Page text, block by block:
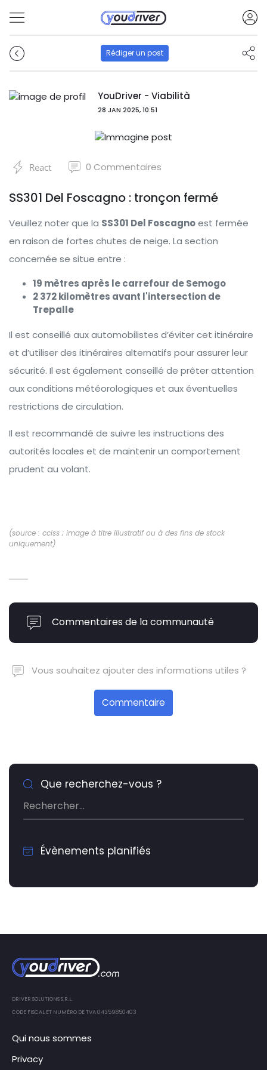
Rédiger un post
YouDriver - Viabilità
28 JAN 2025, 10:51
React 0 Commentaires
SS301 Del Foscagno : tronçon fermé
Veuillez noter que la SS301 Del Foscagnoest fermée
en raison de fortes chutes de neige. La section
concernée se situe entre :
19 mètres après le carrefour de Semogo
2 372 kilomètres avant l'intersection de
Trepalle
Il est conseillé aux automobilistes d’éviter cet itinéraire
et d’utiliser des itinéraires alternatifs pour assurer leur
sécurité. Il est également conseillé de prêter attention
aux conditions météorologiques et aux éventuelles
restrictions de circulation.
Il est recommandé de suivre les instructions des
autorités locales et de maintenir un comportement
prudent au volant.
(source : cciss ; image à titre illustratif ou à des fins de stock
uniquement)
Commentaires de la communauté
Vous souhaitez ajouter des informations utiles ?
Commentaire
Que recherchez-vous ?
Évènements planifiés
DRIVER SOLUTIONS S.R.L.
CODE FISCAL ET NUMÉRO DE TVA 04359850403
Qui nous sommes
Privacy